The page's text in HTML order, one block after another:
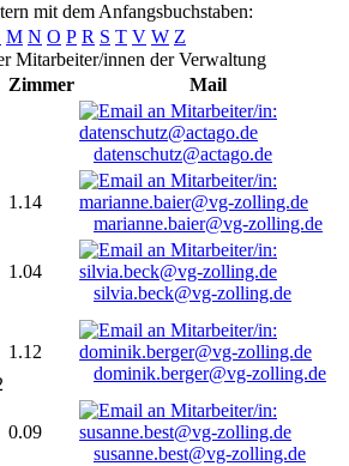
mit dem Anfangsbuchstaben:
M N O P R S T V W Z
Mitarbeiter/innen der Verwaltung
Zimmer
Mail
datenschutz@actago.de
1.14
marianne.baier@vg-zolling.de
1.04
silvia.beck@vg-zolling.de
1.12
dominik.berger@vg-zolling.de
0.09
susanne.best@vg-zolling.de